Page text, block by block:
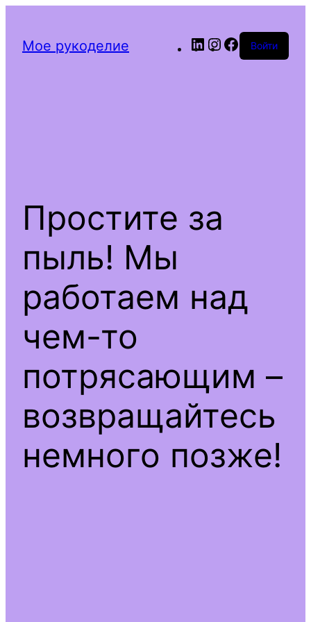
Мое рукоделие LinkedInInstagram
Facebook
Войти
Простите за
пыль! Мы
работаем над
чем-то
потрясающим –
возвращайтесь
немного позже!